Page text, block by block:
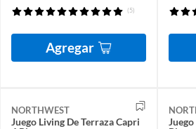
(5)
Agregar
NORTHWEST
Juego Living De Terraza Capri